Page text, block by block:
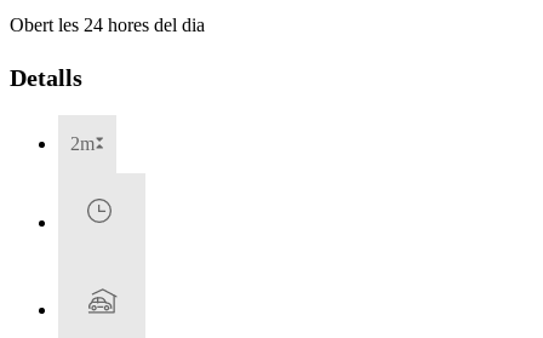
Obert les 24 hores del dia
Detalls
2m